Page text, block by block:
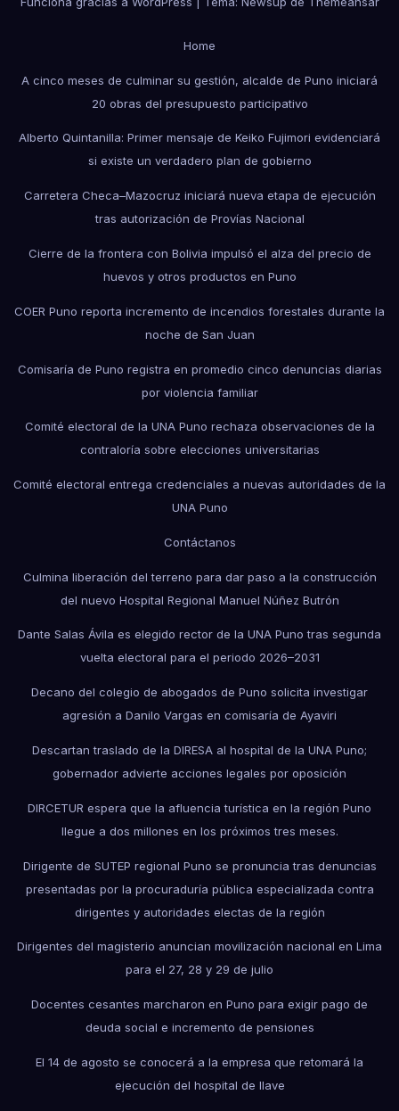
Home
A cinco meses de culminar su gestión, alcalde de Puno iniciará
20 obras del presupuesto participativo
Alberto Quintanilla: Primer mensaje de Keiko Fujimori evidenciará
si existe un verdadero plan de gobierno
Carretera Checa–Mazocruz iniciará nueva etapa de ejecución
tras autorización de Provías Nacional
Cierre de la frontera con Bolivia impulsó el alza del precio de
huevos y otros productos en Puno
COER Puno reporta incremento de incendios forestales durante la
noche de San Juan
Comisaría de Puno registra en promedio cinco denuncias diarias
por violencia familiar
Comité electoral de la UNA Puno rechaza observaciones de la
contraloría sobre elecciones universitarias
Comité electoral entrega credenciales a nuevas autoridades de la
UNA Puno
Contáctanos
Culmina liberación del terreno para dar paso a la construcción
del nuevo Hospital Regional Manuel Núñez Butrón
Dante Salas Ávila es elegido rector de la UNA Puno tras segunda
vuelta electoral para el periodo 2026–2031
Decano del colegio de abogados de Puno solicita investigar
agresión a Danilo Vargas en comisaría de Ayaviri
Descartan traslado de la DIRESA al hospital de la UNA Puno;
gobernador advierte acciones legales por oposición
DIRCETUR espera que la afluencia turística en la región Puno
llegue a dos millones en los próximos tres meses.
Dirigente de SUTEP regional Puno se pronuncia tras denuncias
presentadas por la procuraduría pública especializada contra
dirigentes y autoridades electas de la región
Dirigentes del magisterio anuncian movilización nacional en Lima
para el 27, 28 y 29 de julio
Docentes cesantes marcharon en Puno para exigir pago de
deuda social e incremento de pensiones
El 14 de agosto se conocerá a la empresa que retomará la
ejecución del hospital de Ilave